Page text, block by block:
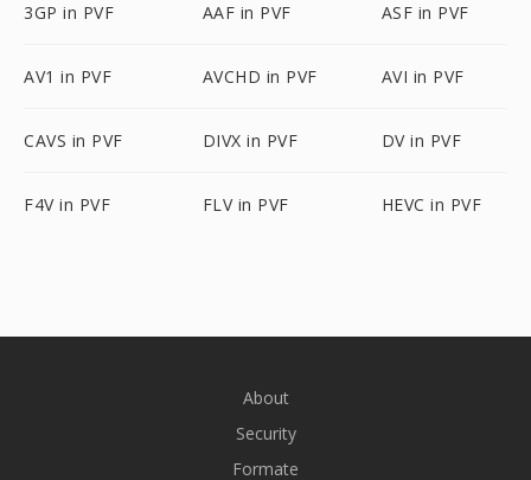
3GP in PVF AAF in PVF ASF in PVF
AV1 in PVF AVCHD in PVF AVI in PVF
CAVS in PVF DIVX in PVF DV in PVF
F4V in PVF FLV in PVF HEVC in PVF
About
Security
Formate